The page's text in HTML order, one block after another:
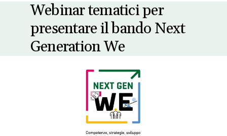
Webinar tematici per
presentare il bando Next
Generation We